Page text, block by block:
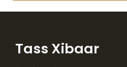
Tass Xibaar